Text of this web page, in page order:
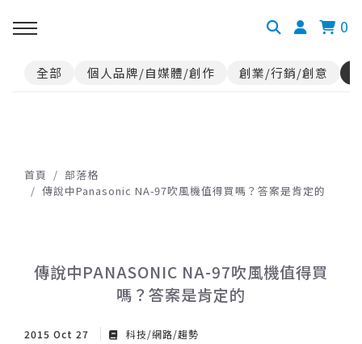
0
全部 個人品牌/自媒體/創作 創業/行銷/創意
首頁
部落格
傳說中Panasonic NA-97吹風機值得買嗎？答案是肯定的
傳說中PANASONIC NA-97吹風機值得買
嗎？答案是肯定的
2015 Oct 27 科技/網路/趨勢